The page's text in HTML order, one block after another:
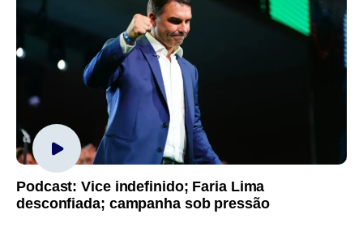
Podcast: Vice indefinido; Faria Lima
desconfiada; campanha sob pressão